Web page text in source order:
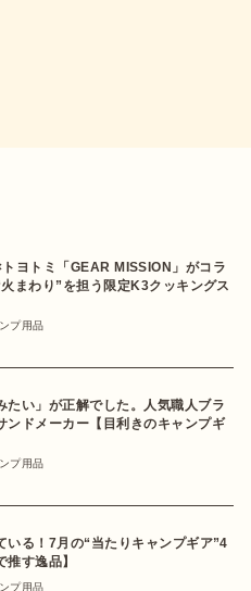
ヨトミ「GEAR MISSION」がコラ
まわり”を担う限定K3クッキングス
プ用品
たい」が正解でした。人気職人ブラ
ンドメーカー【目利きのキャンプギ
プ用品
いる！7月の“当たりキャンプギア”4
す逸品】
プ用品